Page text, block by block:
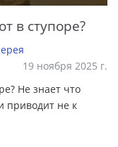
в ступоре?
19 ноября 2025 г.
Не знает что
приводит не к